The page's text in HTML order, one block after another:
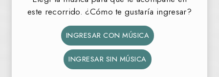
33
DÍAS
16
HORAS
09
MIN
08
SEG
este recorrido. ¿Cómo te gustaría ingresar?
INGRESAR CON MÚSICA
INGRESAR SIN MÚSICA